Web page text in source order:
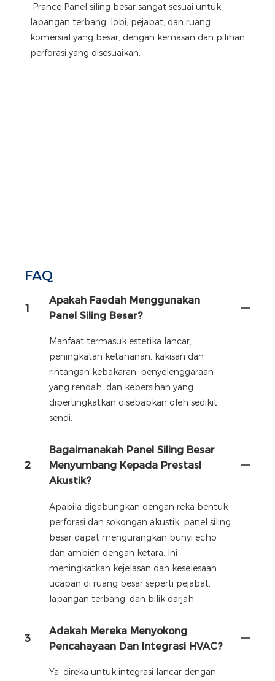
Prance Panel siling besar sangat sesuai untuk
lapangan terbang, lobi, pejabat, dan ruang
komersial yang besar, dengan kemasan dan pilihan
perforasi yang disesuaikan.
FAQ
1
Apakah Faedah Menggunakan
Panel Siling Besar?
Manfaat termasuk estetika lancar,
peningkatan ketahanan, kakisan dan
rintangan kebakaran, penyelenggaraan
yang rendah, dan kebersihan yang
dipertingkatkan disebabkan oleh sedikit
sendi.
2
Bagaimanakah Panel Siling Besar
Menyumbang Kepada Prestasi
Akustik?
Apabila digabungkan dengan reka bentuk
perforasi dan sokongan akustik, panel siling
besar dapat mengurangkan bunyi echo
dan ambien dengan ketara. Ini
meningkatkan kejelasan dan keselesaan
ucapan di ruang besar seperti pejabat,
lapangan terbang, dan bilik darjah.
3
Adakah Mereka Menyokong
Pencahayaan Dan Integrasi HVAC?
Ya, direka untuk integrasi lancar dengan